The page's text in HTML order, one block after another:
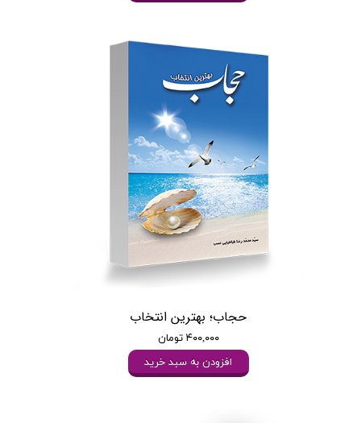
حجاب؛ بهترین انتخاب
۴۰۰,۰۰۰ تومان
افزودن به سبد خرید